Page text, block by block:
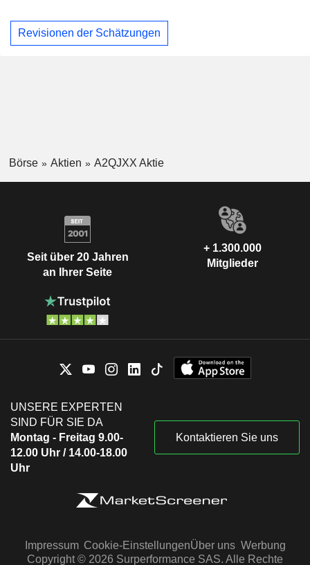
Revisionen der Schätzungen
Börse Aktien A2QJXX Aktie
Seit über 20 Jahren
an Ihrer Seite
+ 1.300.000
Mitglieder
UNSERE EXPERTEN
SIND FÜR SIE DA
Montag - Freitag 9.00-
12.00 Uhr / 14.00-18.00
Uhr
Kontaktieren Sie uns
Impressum Cookie-EinstellungenÜber uns Werbung
Copyright © 2026 Surperformance SAS. Alle Rechte